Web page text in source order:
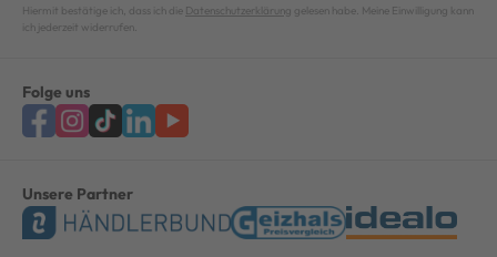
Hiermit bestätige ich, dass ich die Datenschutzerklärung gelesen habe. Meine Einwilligung kann
ich jederzeit widerrufen.
Folge uns
Unsere Partner